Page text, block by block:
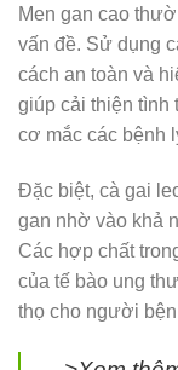
Men gan cao
vấn đề. Sử dụng
cách an toàn và
giúp cải thiện tình
cơ mắc các bệnh
Đặc biệt, cà gai
gan nhờ vào khả
Các hợp chất
của tế bào ung
thọ cho người